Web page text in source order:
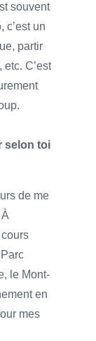
souvent
c’est un
partir
C’est
selon toi
de me
le Mont-
en
mes